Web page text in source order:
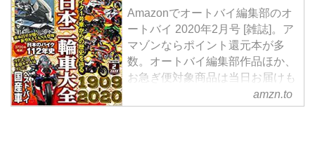
Amazonでオートバイ編集部のオ
ートバイ 2020年2月号 [雑誌]。ア
マゾンならポイント還元本が多
数。オートバイ編集部作品ほか、
お急ぎ便対象商品は当日お届けも
可能。またオートバイ 2020年2月
号 [雑誌]もアマゾン配送商品なら
amzn.to